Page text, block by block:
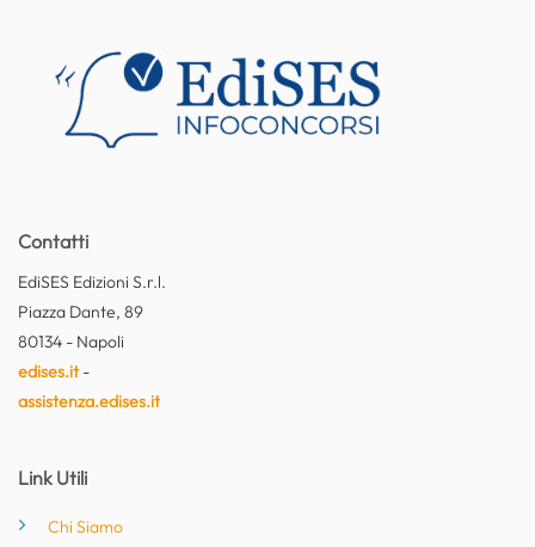
Contatti
EdiSES Edizioni S.r.l.
Piazza Dante, 89
80134 - Napoli
edises.it-
assistenza.edises.it
Link Utili
Chi Siamo